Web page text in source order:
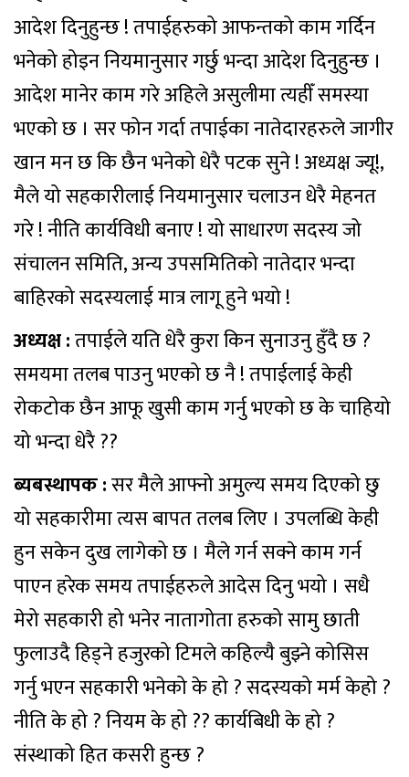
आदेश दिनुहुन्छ ! तपाईहरुको आफन्तको काम गर्दिन
भनेको होइन नियमानुसार गर्छु भन्दा आदेश दिनुहुन्छ ।
आदेश मानेर काम गरे अहिले असुलीमा त्यहीँ समस्या
भएको छ । सर फोन गर्दा तपाईका नातेदारहरुले जागीर
खान मन छ कि छैन भनेको धेरै पटक सुने ! अध्यक्ष ज्यू!,
मैले यो सहकारीलाई नियमानुसार चलाउन धेरै मेहनत
गरे ! नीति कार्यविधी बनाए ! यो साधारण सदस्य जो
संचालन समिति, अन्य उपसमितिको नातेदार भन्दा
बाहिरको सदस्यलाई मात्र लागू हुने भयो !
अध्यक्ष :तपाईले यति धेरै कुरा किन सुनाउनु हुँदै छ ?
समयमा तलब पाउनु भएको छ नै ! तपाईलाई केही
रोकटोक छैन आफू खुसी काम गर्नु भएको छ के चाहियो
यो भन्दा धेरै ??
ब्यबस्थापक :सर मैले आफ्नो अमुल्य समय दिएको छु
यो सहकारीमा त्यस बापत तलब लिए । उपलब्धि केही
हुन सकेन दुख लागेको छ । मैले गर्न सक्ने काम गर्न
पाएन हरेक समय तपाईहरुले आदेस दिनु भयो । सधै
मेरो सहकारी हो भनेर नातागोता हरुको सामु छाती
फुलाउदै हिड्ने हजुरको टिमले कहिल्यै बुझ्ने कोसिस
गर्नु भएन सहकारी भनेको के हो ? सदस्यको मर्म केहो ?
नीति के हो ? नियम के हो ?? कार्यबिधी के हो ?
संस्थाको हित कसरी हुन्छ ?